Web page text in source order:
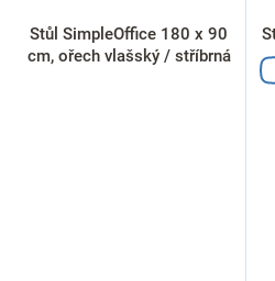
Stůl SimpleOffice 180 x 90
cm, ořech vlašský / stříbrná